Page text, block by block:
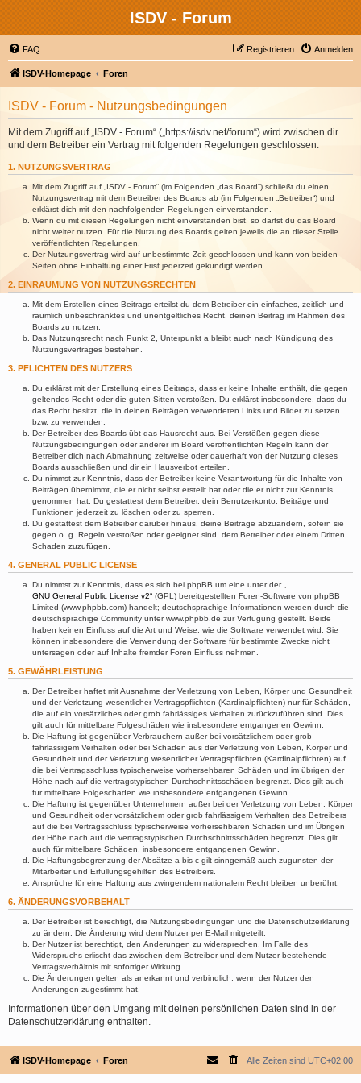
ISDV - Forum
FAQ Anmelden
Registrieren
ISDV-Homepage Foren
ISDV - Forum - Nutzungsbedingungen
Mit dem Zugriff auf „ISDV - Forum“ („https://isdv.net/forum“) wird zwischen dir
und dem Betreiber ein Vertrag mit folgenden Regelungen geschlossen:
1. NUTZUNGSVERTRAG
Mit dem Zugriff auf „ISDV - Forum“ (im Folgenden „das Board“) schließt du einen
Nutzungsvertrag mit dem Betreiber des Boards ab (im Folgenden „Betreiber“) und
erklärst dich mit den nachfolgenden Regelungen einverstanden.
Wenn du mit diesen Regelungen nicht einverstanden bist, so darfst du das Board
nicht weiter nutzen. Für die Nutzung des Boards gelten jeweils die an dieser Stelle
veröffentlichten Regelungen.
Der Nutzungsvertrag wird auf unbestimmte Zeit geschlossen und kann von beiden
Seiten ohne Einhaltung einer Frist jederzeit gekündigt werden.
2. EINRÄUMUNG VON NUTZUNGSRECHTEN
Mit dem Erstellen eines Beitrags erteilst du dem Betreiber ein einfaches, zeitlich und
räumlich unbeschränktes und unentgeltliches Recht, deinen Beitrag im Rahmen des
Boards zu nutzen.
Das Nutzungsrecht nach Punkt 2, Unterpunkt a bleibt auch nach Kündigung des
Nutzungsvertrages bestehen.
3. PFLICHTEN DES NUTZERS
Du erklärst mit der Erstellung eines Beitrags, dass er keine Inhalte enthält, die gegen
geltendes Recht oder die guten Sitten verstoßen. Du erklärst insbesondere, dass du
das Recht besitzt, die in deinen Beiträgen verwendeten Links und Bilder zu setzen
bzw. zu verwenden.
Der Betreiber des Boards übt das Hausrecht aus. Bei Verstößen gegen diese
Nutzungsbedingungen oder anderer im Board veröffentlichten Regeln kann der
Betreiber dich nach Abmahnung zeitweise oder dauerhaft von der Nutzung dieses
Boards ausschließen und dir ein Hausverbot erteilen.
Du nimmst zur Kenntnis, dass der Betreiber keine Verantwortung für die Inhalte von
Beiträgen übernimmt, die er nicht selbst erstellt hat oder die er nicht zur Kenntnis
genommen hat. Du gestattest dem Betreiber, dein Benutzerkonto, Beiträge und
Funktionen jederzeit zu löschen oder zu sperren.
Du gestattest dem Betreiber darüber hinaus, deine Beiträge abzuändern, sofern sie
gegen o. g. Regeln verstoßen oder geeignet sind, dem Betreiber oder einem Dritten
Schaden zuzufügen.
4. GENERAL PUBLIC LICENSE
Du nimmst zur Kenntnis, dass es sich bei phpBB um eine unter der „
GNU General Public License v2“ (GPL) bereitgestellten Foren-Software von phpBB
Limited (www.phpbb.com) handelt; deutschsprachige Informationen werden durch die
deutschsprachige Community unter www.phpbb.de zur Verfügung gestellt. Beide
haben keinen Einfluss auf die Art und Weise, wie die Software verwendet wird. Sie
können insbesondere die Verwendung der Software für bestimmte Zwecke nicht
untersagen oder auf Inhalte fremder Foren Einfluss nehmen.
5. GEWÄHRLEISTUNG
Der Betreiber haftet mit Ausnahme der Verletzung von Leben, Körper und Gesundheit
und der Verletzung wesentlicher Vertragspflichten (Kardinalpflichten) nur für Schäden,
die auf ein vorsätzliches oder grob fahrlässiges Verhalten zurückzuführen sind. Dies
gilt auch für mittelbare Folgeschäden wie insbesondere entgangenen Gewinn.
Die Haftung ist gegenüber Verbrauchern außer bei vorsätzlichem oder grob
fahrlässigem Verhalten oder bei Schäden aus der Verletzung von Leben, Körper und
Gesundheit und der Verletzung wesentlicher Vertragspflichten (Kardinalpflichten) auf
die bei Vertragsschluss typischerweise vorhersehbaren Schäden und im übrigen der
Höhe nach auf die vertragstypischen Durchschnittsschäden begrenzt. Dies gilt auch
für mittelbare Folgeschäden wie insbesondere entgangenen Gewinn.
Die Haftung ist gegenüber Unternehmern außer bei der Verletzung von Leben, Körper
und Gesundheit oder vorsätzlichem oder grob fahrlässigem Verhalten des Betreibers
auf die bei Vertragsschluss typischerweise vorhersehbaren Schäden und im Übrigen
der Höhe nach auf die vertragstypischen Durchschnittsschäden begrenzt. Dies gilt
auch für mittelbare Schäden, insbesondere entgangenen Gewinn.
Die Haftungsbegrenzung der Absätze a bis c gilt sinngemäß auch zugunsten der
Mitarbeiter und Erfüllungsgehilfen des Betreibers.
Ansprüche für eine Haftung aus zwingendem nationalem Recht bleiben unberührt.
6. ÄNDERUNGSVORBEHALT
Der Betreiber ist berechtigt, die Nutzungsbedingungen und die Datenschutzerklärung
zu ändern. Die Änderung wird dem Nutzer per E-Mail mitgeteilt.
Der Nutzer ist berechtigt, den Änderungen zu widersprechen. Im Falle des
Widerspruchs erlischt das zwischen dem Betreiber und dem Nutzer bestehende
Vertragsverhältnis mit sofortiger Wirkung.
Die Änderungen gelten als anerkannt und verbindlich, wenn der Nutzer den
Änderungen zugestimmt hat.
Informationen über den Umgang mit deinen persönlichen Daten sind in der
Datenschutzerklärung enthalten.
ISDV-Homepage Foren Alle Zeiten sind UTC+02:00